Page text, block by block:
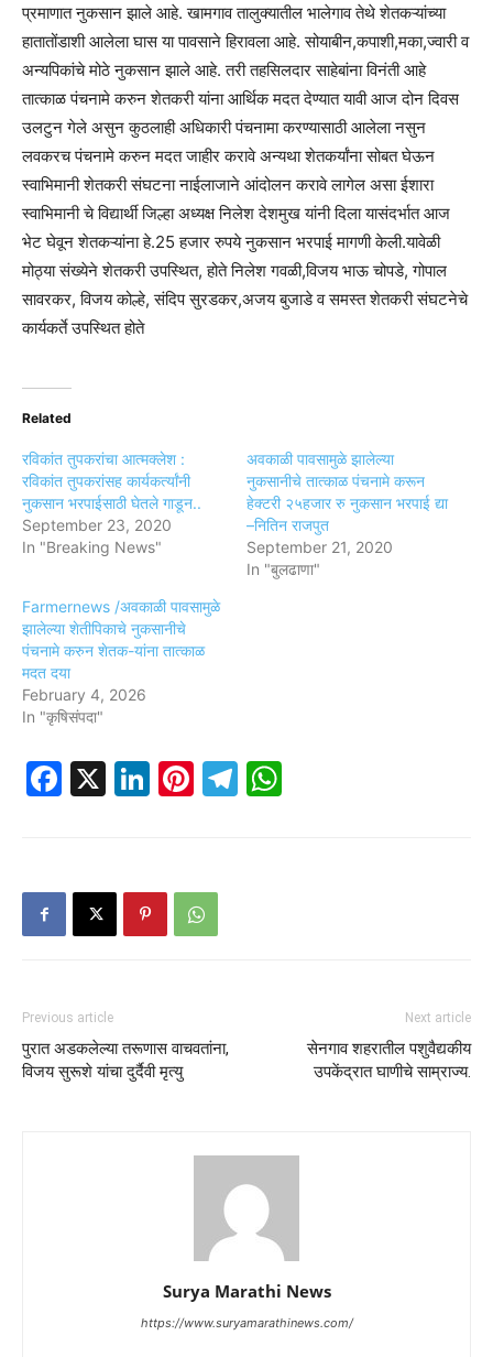
प्रमाणात नुकसान झाले आहे. खामगाव तालुक्यातील भालेगाव तेथे शेतकऱ्यांच्या
हातातोंडाशी आलेला घास या पावसाने हिरावला आहे. सोयाबीन,कपाशी,मका,ज्वारी व
अन्यपिकांचे मोठे नुकसान झाले आहे. तरी तहसिलदार साहेबांना विनंती आहे
तात्काळ पंचनामे करुन शेतकरी यांना आर्थिक मदत देण्यात यावी आज दोन दिवस
उलटुन गेले असुन कुठलाही अधिकारी पंचनामा करण्यासाठी आलेला नसुन
लवकरच पंचनामे करुन मदत जाहीर करावे अन्यथा शेतकर्यांना सोबत घेऊन
स्वाभिमानी शेतकरी संघटना नाईलाजाने आंदोलन करावे लागेल असा ईशारा
स्वाभिमानी चे विद्यार्थी जिल्हा अध्यक्ष निलेश देशमुख यांनी दिला यासंदर्भात आज
भेट घेवून शेतकऱ्यांना हे.25 हजार रुपये नुकसान भरपाई मागणी केली.यावेळी
मोठ्या संख्येने शेतकरी उपस्थित, होते निलेश गवळी,विजय भाऊ चोपडे, गोपाल
सावरकर, विजय कोल्हे, संदिप सुरडकर,अजय बुजाडे व समस्त शेतकरी संघटनेचे
कार्यकर्ते उपस्थित होते
Related
रविकांत तुपकरांचा आत्मक्लेश :
रविकांत तुपकरांसह कार्यकर्त्यांनी
नुकसान भरपाईसाठी घेतले गाडून..
September 23, 2020
In "Breaking News"
अवकाळी पावसामुळे झालेल्या
नुकसानीचे तात्काळ पंचनामे करून
हेक्टरी २५हजार रु नुकसान भरपाई द्या
–नितिन राजपुत
September 21, 2020
In "बुलढाणा"
Farmernews /अवकाळी पावसामुळे
झालेल्या शेतीपिकाचे नुकसानीचे
पंचनामे करुन शेतक-यांना तात्काळ
मदत दया
February 4, 2026
In "कृषिसंपदा"
Facebook
X LinkedIn
Pinterest
Telegram
Previous article
पुरात अडकलेल्या तरूणास वाचवतांना,
विजय सुरूशे यांचा दुर्दैवी मृत्यु
Next article
सेनगाव शहरातील पशुवैद्यकीय
उपकेंद्रात घाणीचे साम्राज्य.
Surya Marathi News
https://www.suryamarathinews.com/